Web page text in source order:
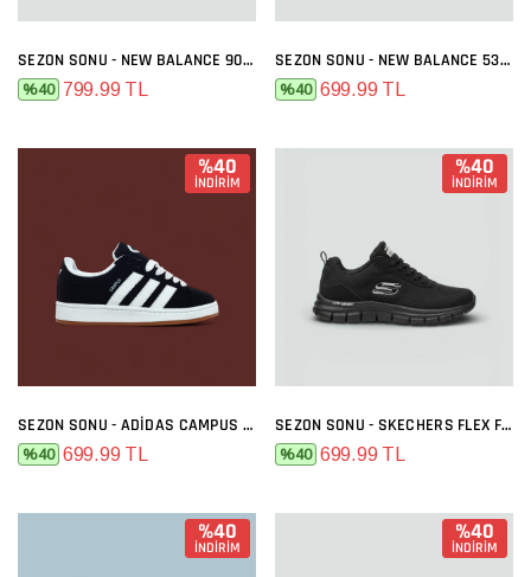
SEZON SONU - NEW BALANCE 9060 GRI FÜME
%40 799.99 TL
SEZON SONU - NEW BALANCE 530 SIYAH BEYAZ
%40 699.99 TL
%40
İNDİRİM
SEZON SONU - ADIDAS CAMPUS SIYAH BEYAZ
%40 699.99 TL
%40
İNDİRİM
SEZON SONU - SKECHERS FLEX FULL SIYAH
%40 699.99 TL
%40
İNDİRİM
%40
İNDİRİM